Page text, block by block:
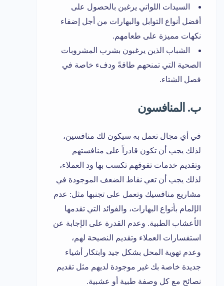
السيدات اللواتي يرغبن بالحصول على
أفضل أنواع التوابل والبهارات من أجل إضفاء
نكهات مميزة على طعامهم.
الشباب الذين يرغبون بشرب المشروبات
الصحية التي تمنحهم طاقةً ودفء خاصة في
فصل الشتاء.
ب. المنافسون
في أي مجال تعمل به سيكون لك منافسين،
لذلك يجب أن تكون قادراً على منافستهم
وتقديم خدمات تفوقهم تكسب بها ود العملاء،
لذلك يجب أن تعي نقاط الضعف الموجودة في
مشاريع منافسيك وتعمل على تجنبها مثل: عدم
الإلمام بأنواع البهارات، والفوائد التي تقدمها
الأعشاب الطبية. وعدم القدرة على الإجابة عن
استفسارات العملاء وتقديم النصيحة لهم،
وعدم تهوية المحل بشكل جيد وابتكار أشياء
جديدة خاصة بك غير موجودة لديهم مثل تقديم
نصائح مع كل وصفة طبية أو عشبية.